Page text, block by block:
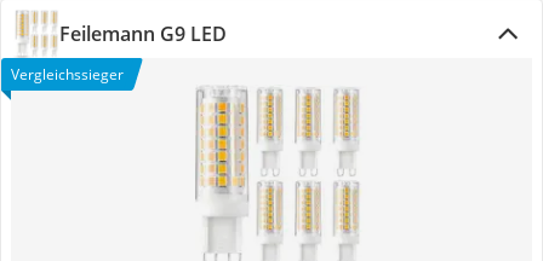
Feilemann G9 LED
Vergleichssieger